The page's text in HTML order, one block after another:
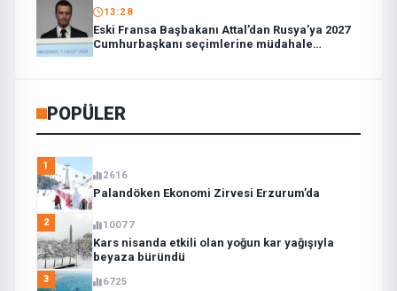
13:28
Eski Fransa Başbakanı Attal’dan Rusya’ya 2027
Cumhurbaşkanı seçimlerine müdahale
POPÜLER
1
2616
Palandöken Ekonomi Zirvesi Erzurum’da
2 10077
Kars nisanda etkili olan yoğun kar yağışıyla
beyaza büründü
3 6725